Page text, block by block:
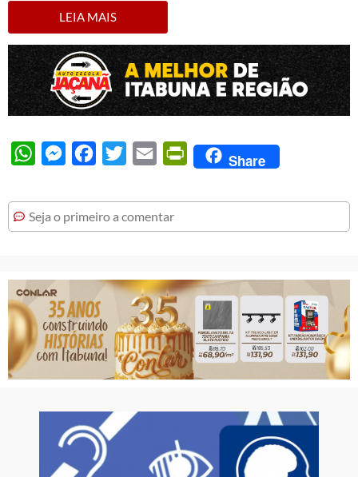
LEIA MAIS
WhatsAppMessengerFacebook
Twitter Email PrintFriendly
Share
Seja o primeiro a comentar